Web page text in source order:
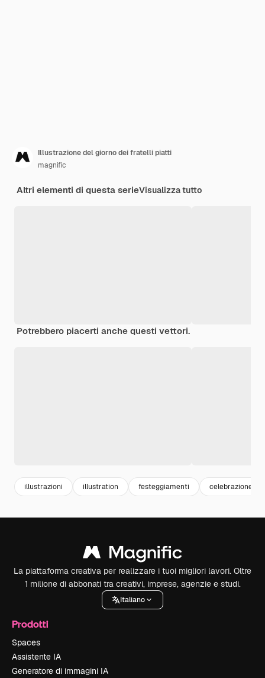
Illustrazione del giorno dei fratelli piatti
magnific
Altri elementi di questa serieVisualizza tutto
Potrebbero piacerti anche questi vettori.
illustrazioni illustration festeggiamenti celebrazione
La piattaforma creativa per realizzare i tuoi migliori lavori. Oltre
1 milione di abbonati tra creativi, imprese, agenzie e studi.
Italiano
Prodotti
Spaces
Assistente IA
Generatore di immagini IA